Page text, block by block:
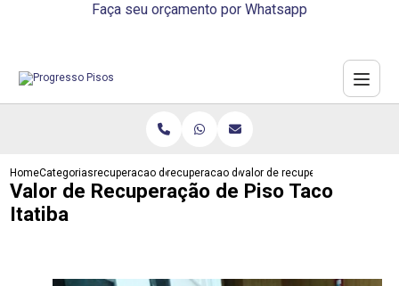
Faça seu orçamento por Whatsapp
HomeCategoriasrecuperacao de pisosrecuperacao de piso vinilicovalor de recuperacao de piso
Valor de Recuperação de Piso Taco
Itatiba